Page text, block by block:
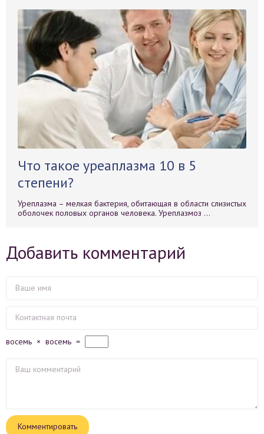
Что такое уреаплазма 10 в 5
степени?
Уреплазма – мелкая бактерия, обитающая в области слизистых
оболочек половых органов человека. Уреплазмоз ...
Добавить комментарий
восемь × восемь =